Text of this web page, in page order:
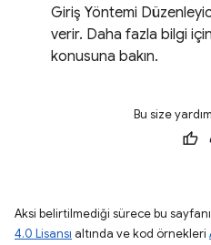
Giriş Yöntemi
verir. Daha fazla bilgi için
konusuna bakın.
Bu size
Aksi belirtilmediği sürece bu
4.0 Lisansı altında ve kod örnekleri